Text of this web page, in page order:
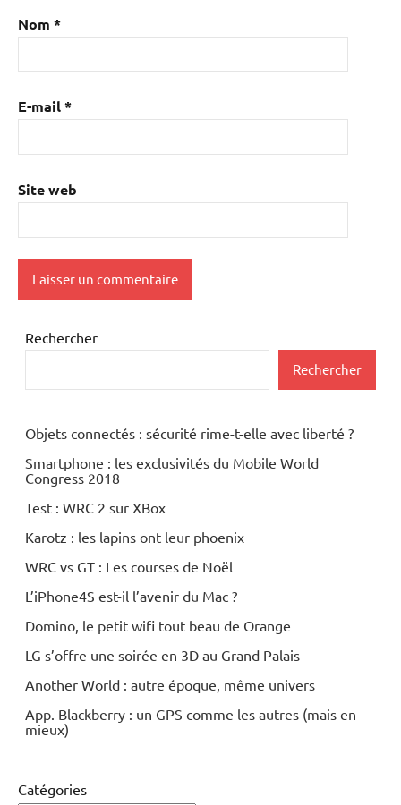
Nom *
E-mail*
Site web
Rechercher
Rechercher
Objets connectés : sécurité rime-t-elle avec liberté ?
Smartphone : les exclusivités du Mobile World
Congress 2018
Test : WRC 2 sur XBox
Karotz : les lapins ont leur phoenix
WRC vs GT : Les courses de Noël
L’iPhone4S est-il l’avenir du Mac ?
Domino, le petit wifi tout beau de Orange
LG s’offre une soirée en 3D au Grand Palais
Another World : autre époque, même univers
App. Blackberry : un GPS comme les autres (mais en
mieux)
Catégories